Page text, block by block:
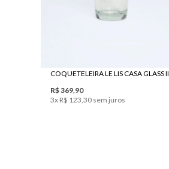
COQUETELEIRA LE LIS CASA GLASS II
R$369, 90
3x R$ 123 30sem juros